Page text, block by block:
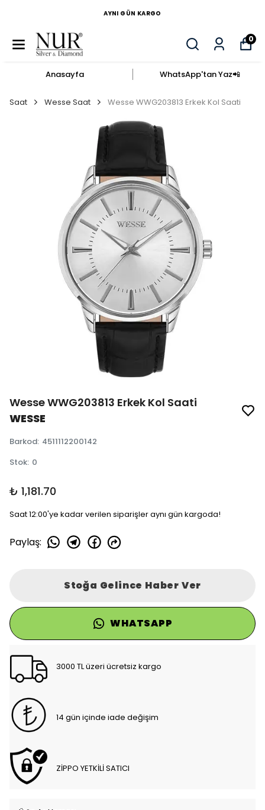
AYNI GÜN KARGO
0
Anasayfa WhatsApp'tan Yaz​📲​
Saat Wesse Saat Wesse WWG203813 Erkek Kol Saati
Wesse WWG203813 Erkek Kol Saati
WESSE
Barkod: 4511112200142
Stok: 0
₺ 1,181.70
Saat 12:00'ye kadar verilen siparişler aynı gün kargoda!
Paylaş:
Stoğa Gelince Haber Ver
WHATSAPP
3000 TL üzeri ücretsiz kargo
14 gün içinde iade değişim
ZİPPO YETKİLİ SATICI